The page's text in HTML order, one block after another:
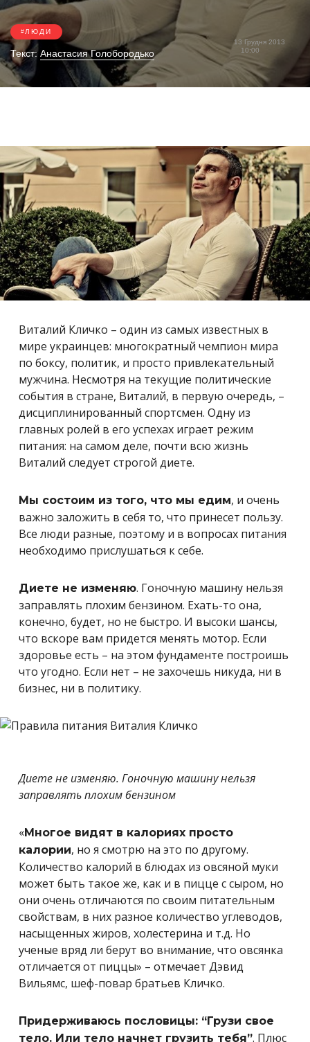
ЛЮДИ
Текст:Анастасия Голобородько
13 Грудня 2013
10:00
Виталий Кличко – один из самых известных в
мире украинцев: многократный чемпион мира
по боксу, политик, и просто привлекательный
мужчина. Несмотря на текущие политические
события в стране, Виталий, в первую очередь, –
дисциплинированный спортсмен. Одну из
главных ролей в его успехах играет режим
питания: на самом деле, почти всю жизнь
Виталий следует строгой диете.
Мы состоим из того, что мы едим, и очень
важно заложить в себя то, что принесет пользу.
Все люди разные, поэтому и в вопросах питания
необходимо прислушаться к себе.
Диете не изменяю. Гоночную машину нельзя
заправлять плохим бензином. Ехать-то она,
конечно, будет, но не быстро. И высоки шансы,
что вскоре вам придется менять мотор. Если
здоровье есть – на этом фундаменте построишь
что угодно. Если нет – не захочешь никуда, ни в
бизнес, ни в политику.
Диете не изменяю. Гоночную машину нельзя
заправлять плохим бензином
«Многое видят в калориях просто
калории, но я смотрю на это по другому.
Количество калорий в блюдах из овсяной муки
может быть такое же, как и в пицце с сыром, но
они очень отличаются по своим питательным
свойствам, в них разное количество углеводов,
насыщенных жиров, холестерина и т.д. Но
ученые вряд ли берут во внимание, что овсянка
отличается от пиццы» – отмечает Дэвид
Вильямс, шеф-повар братьев Кличко.
Придерживаюсь пословицы: “Грузи свое
тело. Или тело начнет грузить тебя”. Плюс